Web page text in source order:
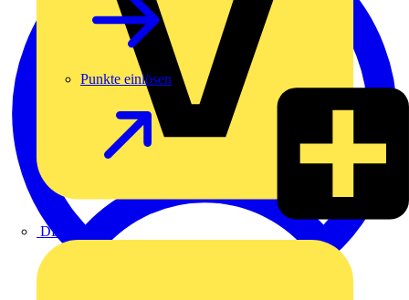
DEHN
Punkte einlösen